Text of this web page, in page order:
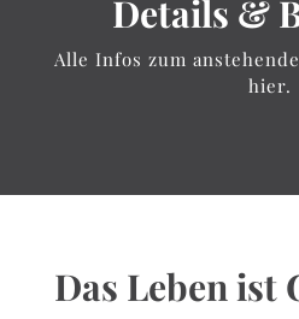
Details &
Alle Infos zum
hier.
Das Leben ist